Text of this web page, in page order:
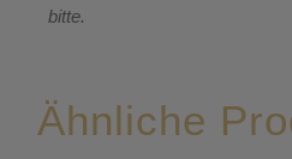
bitte.
Ähnliche